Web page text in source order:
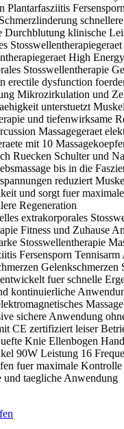
Plantarfasziitis
Durchblutung klinische
High
Stosswellentherapie
erectile dysfunction
Mikrozirkulation und
unterstuetzt
und tiefenwirksame
Massagegeraet
mit 10
Ruecken Schulter und
bis in die
reduziert
und sorgt fuer
Regeneration
extrakorporales
Fitness und Zuhause
Stosswellentherapie
Fersensporn Tennisarm
Gelenkschmerzen
fuer schnelle
kontinuierliche
sichere Anwendung
CE zertifiziert leiser
Knie Ellenbogen
90W Leistung 16
fuer maximale
und taegliche Anwendung